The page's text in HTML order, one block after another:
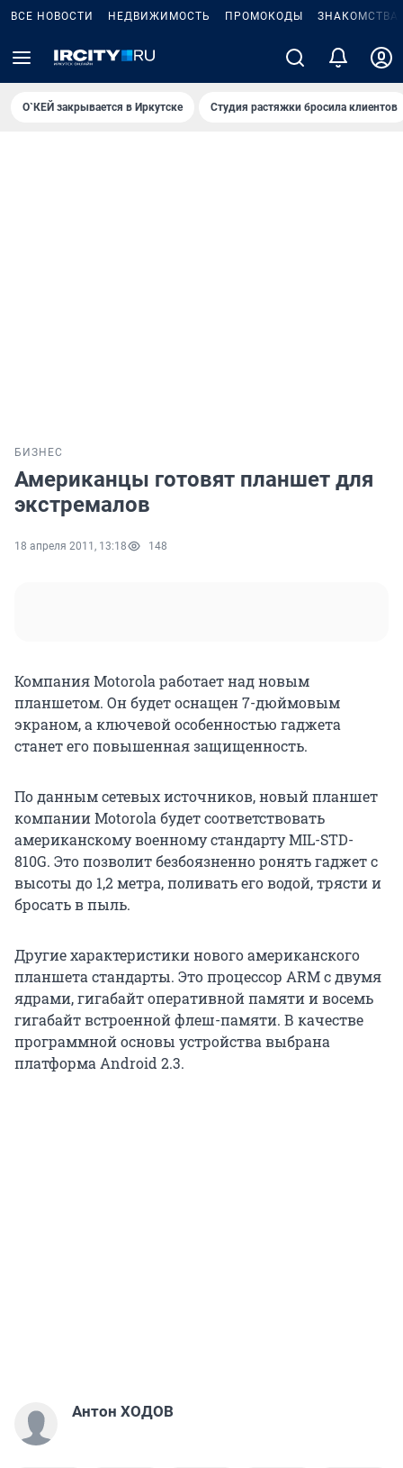
ВСЕ НОВОСТИ НЕДВИЖИМОСТЬ ПРОМОКОДЫ ЗНАКОМСТВА
О`КЕЙ закрывается в Иркутске Студия растяжки бросила клиентов
БИЗНЕС
Американцы готовят планшет для
экстремалов
18 апреля 2011, 13:18 148
Компания Motorola работает над новым
планшетом. Он будет оснащен 7-дюймовым
экраном, а ключевой особенностью гаджета
станет его повышенная защищенность.
По данным сетевых источников, новый планшет
компании Motorola будет соответствовать
американскому военному стандарту MIL-STD-
810G. Это позволит безбоязненно ронять гаджет с
высоты до 1,2 метра, поливать его водой, трясти и
бросать в пыль.
Другие характеристики нового американского
планшета стандарты. Это процессор ARM с двумя
ядрами, гигабайт оперативной памяти и восемь
гигабайт встроенной флеш-памяти. В качестве
программной основы устройства выбрана
платформа Android 2.3.
Антон ХОДОВ